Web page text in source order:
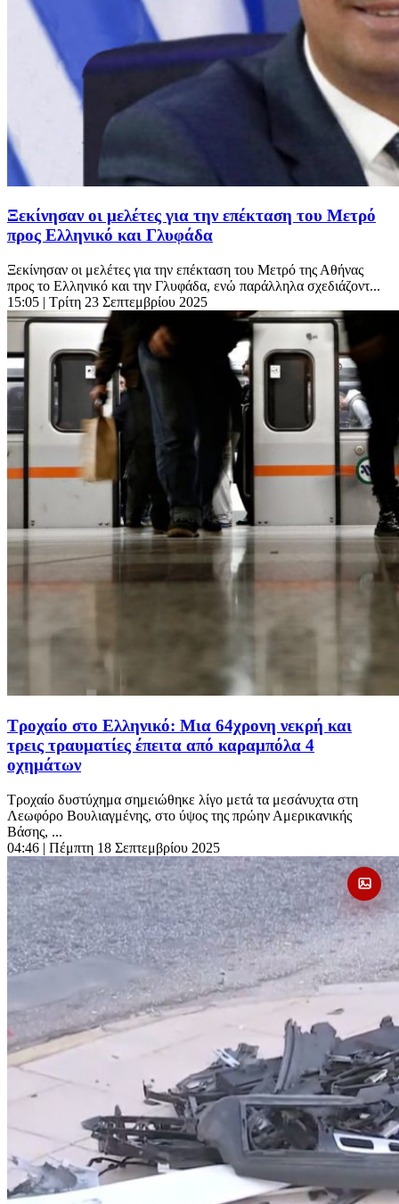
Ξεκίνησαν οι μελέτες για την επέκταση του Μετρό
προς Ελληνικό και Γλυφάδα
Ξεκίνησαν οι μελέτες για την επέκταση του Μετρό της Αθήνας
προς το Ελληνικό και την Γλυφάδα, ενώ παράλληλα σχεδιάζοντ...
15:05 | Τρίτη 23 Σεπτεμβρίου 2025
Τροχαίο στο Ελληνικό: Μια 64χρονη νεκρή και
τρεις τραυματίες έπειτα από καραμπόλα 4
οχημάτων
Τροχαίο δυστύχημα σημειώθηκε λίγο μετά τα μεσάνυχτα στη
Λεωφόρο Βουλιαγμένης, στο ύψος της πρώην Αμερικανικής
Βάσης, ...
04:46 | Πέμπτη 18 Σεπτεμβρίου 2025